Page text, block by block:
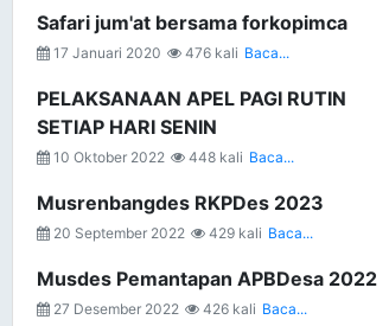
Safari jum'at bersama forkopimca
17 Januari 2020 476 kali Baca...
PELAKSANAAN APEL PAGI RUTIN
SETIAP HARI SENIN
10 Oktober 2022 448 kali Baca...
Musrenbangdes RKPDes 2023
20 September 2022 429 kali Baca...
Musdes Pemantapan APBDesa 2022
27 Desember 2022 426 kali Baca...